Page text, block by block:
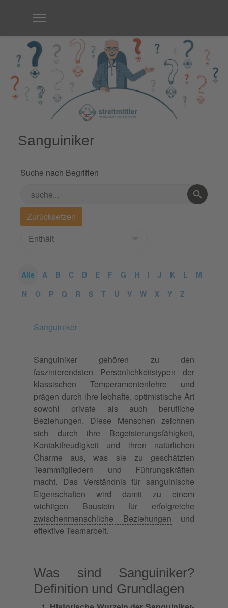
Sanguiniker
Suche nach Begriffen
Alle A B C D E F G H I J K L
M
N
O P Q R S T U V W X Y Z
Sanguiniker
Sanguiniker gehören zu den
faszinierendsten Persönlichkeitstypen der
klassischen Temperamentenlehre und
prägen durch ihre lebhafte, optimistische Art
sowohl private als auch berufliche
Beziehungen. Diese Menschen zeichnen
sich durch ihre Begeisterungsfähigkeit,
Kontaktfreudigkeit und ihren natürlichen
Charme aus, was sie zu geschätzten
Teammitgliedern und Führungskräften
macht. Das Verständnis für sanguinische
Eigenschaften wird damit zu einem
wichtigen Baustein für erfolgreiche
zwischenmenschliche Beziehungen und
effektive Teamarbeit.
Was sind Sanguiniker?
Definition und Grundlagen